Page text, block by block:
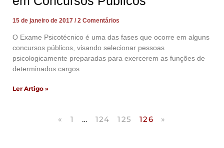
15 de janeiro de 2017 2 Comentários
O Exame Psicotécnico é uma das fases que ocorre em alguns
concursos públicos, visando selecionar pessoas
psicologicamente preparadas para exercerem as funções de
determinados cargos
Ler Artigo »
« 1 … 124 125 126 »